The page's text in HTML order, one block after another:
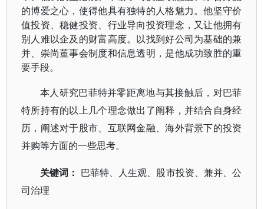
的博爱之心，使得他具有独特的人格魅力。他坚守价
值投资、稳健投资、行业导向投资理念，又让他拥有
别人难以企及的财富高度。以找到好公司为基础的兼
并、崇尚董事会制度和信息透明，是他成功致胜的重
要手段。
本人研究巴菲特并零距离地与其接触后，对巴菲
特所持有的以上几个理念做出了阐释，并结合自身经
历，阐述对于股市、互联网金融、海外背景下的投资
并购等方面的一些思考。
关键词： 巴菲特、人生观、股市投资、兼并、公
司治理